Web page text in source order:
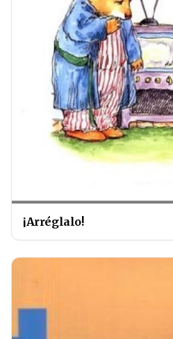
¡Arréglalo!